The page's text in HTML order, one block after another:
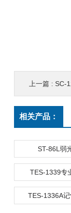
上一篇 : SC-
相关产品：
ST-86L弱
TES-1339专
TES-1336A